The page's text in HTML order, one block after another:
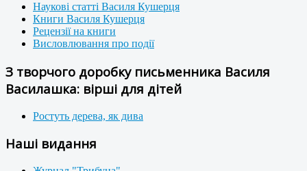
Наукові статті Василя Кушерця
Книги Василя Кушерця
Рецензії на книги
Висловлювання про події
З творчого доробку письменника Василя
Василашка: вірші для дітей
Ростуть дерева, як дива
Наші видання